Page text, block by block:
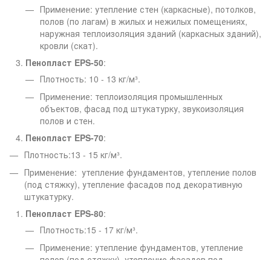
Применение: утепление стен (каркасные), потолков,
полов (по лагам) в жилых и нежилых помещениях,
наружная теплоизоляция зданий (каркасных зданий),
кровли (скат).
Пенопласт EPS-50:
Плотность: 10 - 13 кг/м³.
Применение: теплоизоляция промышленных
объектов, фасад под штукатурку, звукоизоляция
полов и стен.
Пенопласт EPS-70:
Плотность:13 - 15 кг/м³.
Применение: утепление фундаментов, утепление полов
(под стяжку), утепление фасадов под декоративную
штукатурку.
Пенопласт EPS-80:
Плотность:15 - 17 кг/м³.
Применение: утепление фундаментов, утепление